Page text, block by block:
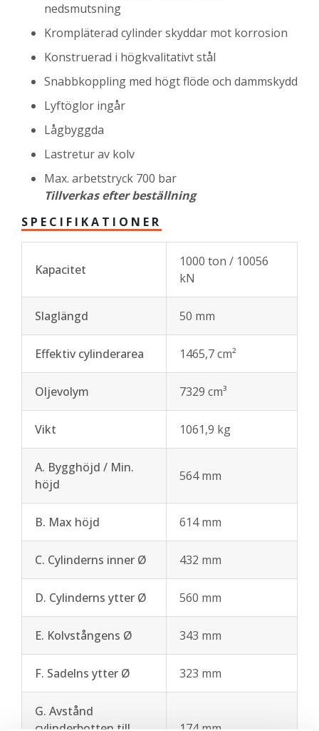
nedsmutsning
Krompläterad cylinder skyddar mot korrosion
Konstruerad i högkvalitativt stål
Snabbkoppling med högt flöde och dammskydd
Lyftöglor ingår
Lågbyggda
Lastretur av kolv
Max. arbetstryck 700 bar
Tillverkas efter beställning
SPECIFIKATIONER
Kapacitet
1000 ton / 10056
kN
Slaglängd 50 mm
Effektiv cylinderarea 1465,7 cm²
Oljevolym 7329 cm³
Vikt 1061,9 kg
A. Bygghöjd / Min.
höjd
564 mm
B. Max höjd 614 mm
C. Cylinderns inner Ø 432 mm
D. Cylinderns ytter Ø 560 mm
E. Kolvstångens Ø 343 mm
F. Sadelns ytter Ø 323 mm
G. Avstånd